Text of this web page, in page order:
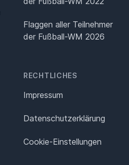
Flaggen aller Teilnehmer
der Fußball-WM 2026
RECHTLICHES
Impressum
Datenschutz­erklärung
Cookie-Einstellungen